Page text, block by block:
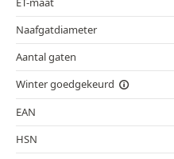
Naafgatdiameter
Aantal gaten
Winter goedgekeurd
EAN
HSN